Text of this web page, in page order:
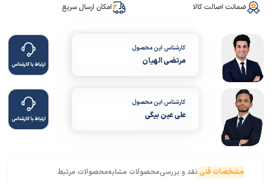
ضمانت اصالت کالا امکان ارسال سریع
کارشناس این محصول
مرتضی الهیان ارتباط با کارشناس
کارشناس این محصول
علی عین بیگی ارتباط با کارشناس
مشخصات فنی نقد و بررسیمحصولات مشابهمحصولات مرتبط